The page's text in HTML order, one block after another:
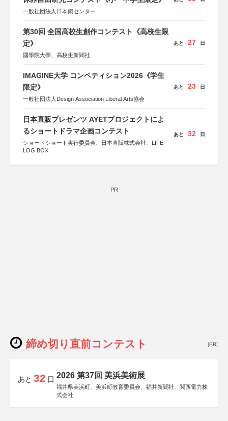
一般社団法人日本銅センター
第30回 全国高校生創作コンテスト《高校生限
定》
國學院大學、高校生新聞社
あと 27 日
IMAGINE大学 コンペティション2026《学生
限定》
一般社団法人Design Association Liberal Arts協会
あと 23 日
日本直販プレゼンツ AYETプロジェクトによ
るショートドラマ企画コンテスト
ショートショート実行委員会、日本直販株式会社、LIFE
LOG BOX
あと 32 日
PR
締め切り直前コンテスト [PR]
あと 32 日 2026 第37回 美浜美術展
福井県美浜町、美浜町教育委員会、福井新聞社、関西電力株
式会社